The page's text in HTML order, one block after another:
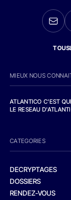
MIEUX NOUS
ATLANTICO C'EST
LE RESEAU
CATEGORIES
DECRYPTAGES
DOSSIERS
RENDEZ-VOUS